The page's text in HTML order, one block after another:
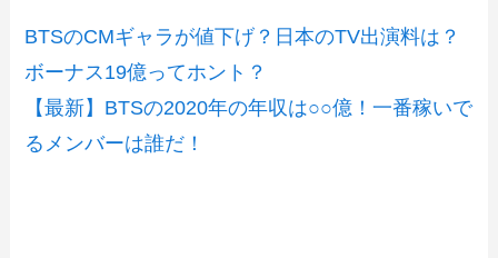
BTSのCMギャラが値下げ？日本のTV出演料は？
ボーナス19億ってホント？
【最新】BTSの2020年の年収は○○億！一番稼いで
るメンバーは誰だ！